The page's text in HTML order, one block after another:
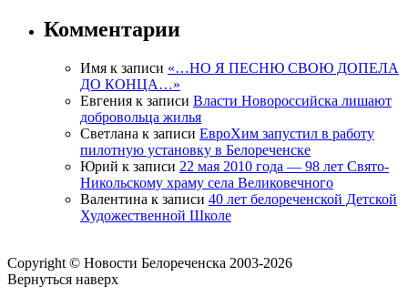
Комментарии
Имя к записи «…НО Я ПЕСНЮ СВОЮ ДОПЕЛА
ДО КОНЦА…»
Евгения к записи Власти Новороссийска лишают
добровольца жилья
Светлана к записи ЕвроХим запустил в работу
пилотную установку в Белореченске
Юрий к записи 22 мая 2010 года — 98 лет Свято-
Никольскому храму села Великовечного
Валентина к записи 40 лет белореченской Детской
Художественной Школе
Copyright © Новости Белореченска 2003-2026
Вернуться наверх